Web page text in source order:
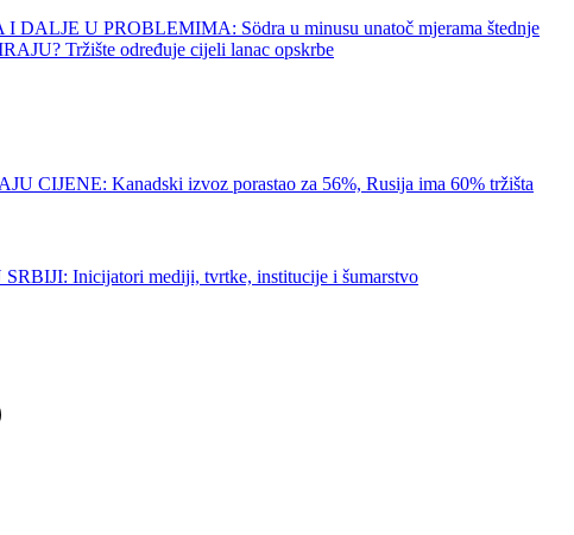
U PROBLEMIMA: Södra u minusu unatoč mjerama štednje
Tržište određuje cijeli lanac opskrbe
CIJENE: Kanadski izvoz porastao za 56%, Rusija ima 60% tržišta
Inicijatori mediji, tvrtke, institucije i šumarstvo